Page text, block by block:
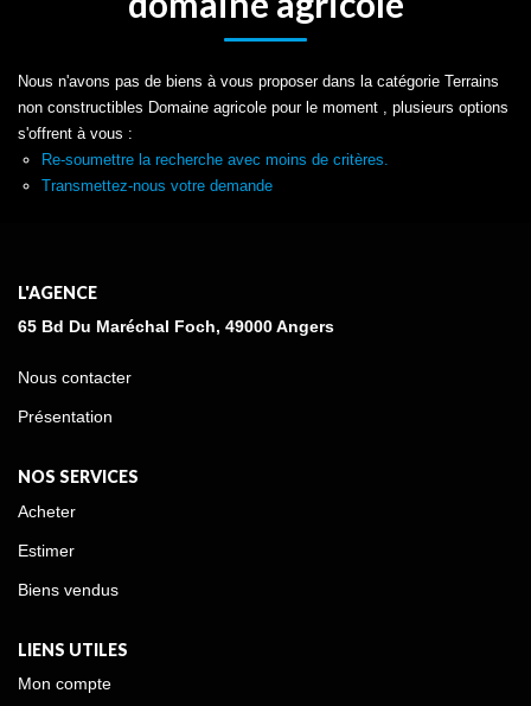
Nous n'avons pas de biens à vous proposer dans la catégorie Terrains
non constructibles Domaine agricole pour le moment , plusieurs options
s'offrent à vous :
Re-soumettre la recherche avec moins de critères.
Transmettez-nous votre demande
L'AGENCE
65 Bd Du Maréchal Foch, 49000 Angers
Nous contacter
Présentation
NOS SERVICES
Acheter
Estimer
Biens vendus
LIENS UTILES
Mon compte